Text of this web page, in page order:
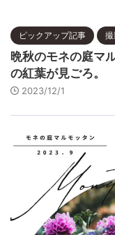
ピックアップ記事
晩秋のモネの庭マ
の紅葉が見ごろ。
2023/12/1